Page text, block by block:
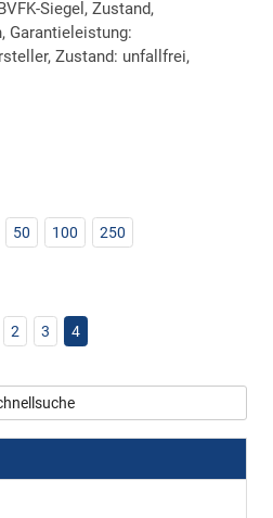
Siegel, Zustand,
Garantieleistung:
Zustand: unfallfrei,
drucken
50 100 250
2 3 4